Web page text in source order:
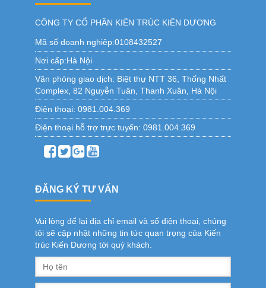
CÔNG TY CỔ PHẦN KIẾN TRÚC KIẾN DƯƠNG
Mã số doanh nghiêp:0108432527
Nơi cấp:Hà Nội
Văn phòng giao dịch: Biệt thự NTT 36, Thống Nhất
Complex, 82 Nguyễn Tuân, Thanh Xuân, Hà Nội
Điện thoại: 0981.004.369
Điện thoại hỗ trợ trực tuyến: 0981.004.369
ĐĂNG KÝ TƯ VẤN
Vui lòng để lại địa chỉ email và số điện thoại, chúng
tôi sẽ cập nhật những tin tức quan trọng của Kiến
trúc Kiến Dương tới quý khách.